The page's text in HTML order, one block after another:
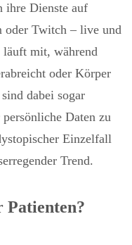
ihre Dienste auf
oder Twitch – live und
läuft mit, während
oder Körper
dabei sogar
Daten zu
Einzelfall
Trend.
Patienten?